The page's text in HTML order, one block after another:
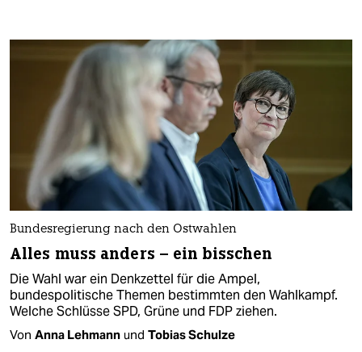
Bundesregierung nach den Ostwahlen
Alles muss anders – ein bisschen
Die Wahl war ein Denkzettel für die Ampel,
bundespolitische Themen bestimmten den Wahlkampf.
Welche Schlüsse SPD, Grüne und FDP ziehen.
Von Anna Lehmann und Tobias Schulze